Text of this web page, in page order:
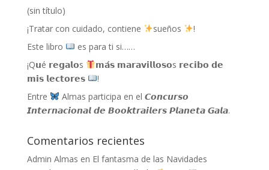
(sin título)
¡Tratar con cuidado, contiene
sueños
!
Este libro
es para ti si……
¡Q𝘂é 𝗿𝗲𝗴𝗮𝗹𝗼s
𝗺𝗮́𝘀 𝗺𝗮𝗿𝗮𝘃𝗶𝗹𝗹𝗼𝘀𝗼s 𝗿𝗲𝗰𝗶𝗯𝗼 𝗱𝗲
𝗺𝗶𝘀 𝗹𝗲𝗰𝘁𝗼𝗿𝗲𝘀
!
Entre
Almas participa en el 𝘾𝙤𝙣𝙘𝙪𝙧𝙨𝙤
𝙄𝙣𝙩𝙚𝙧𝙣𝙖𝙘𝙞𝙤𝙣𝙖𝙡 𝙙𝙚 𝘽𝙤𝙤𝙠𝙩𝙧𝙖𝙞𝙡𝙚𝙧𝙨 𝙋𝙡𝙖𝙣𝙚𝙩𝙖 𝙂𝙖𝙡𝙖.
Comentarios recientes
Admin Almas en El fantasma de las Navidades